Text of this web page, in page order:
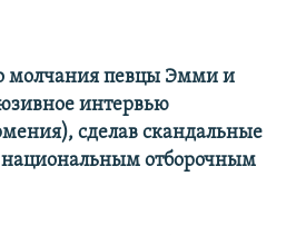
молчания певцы Эмми и
интервью
сделав скандальные
национальным отборочным